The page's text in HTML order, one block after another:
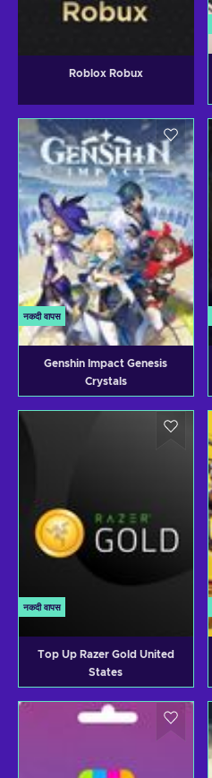
Roblox Robux
नकदी वापस
Genshin Impact Genesis
Crystals
नकदी वापस
Top Up Razer Gold United
States